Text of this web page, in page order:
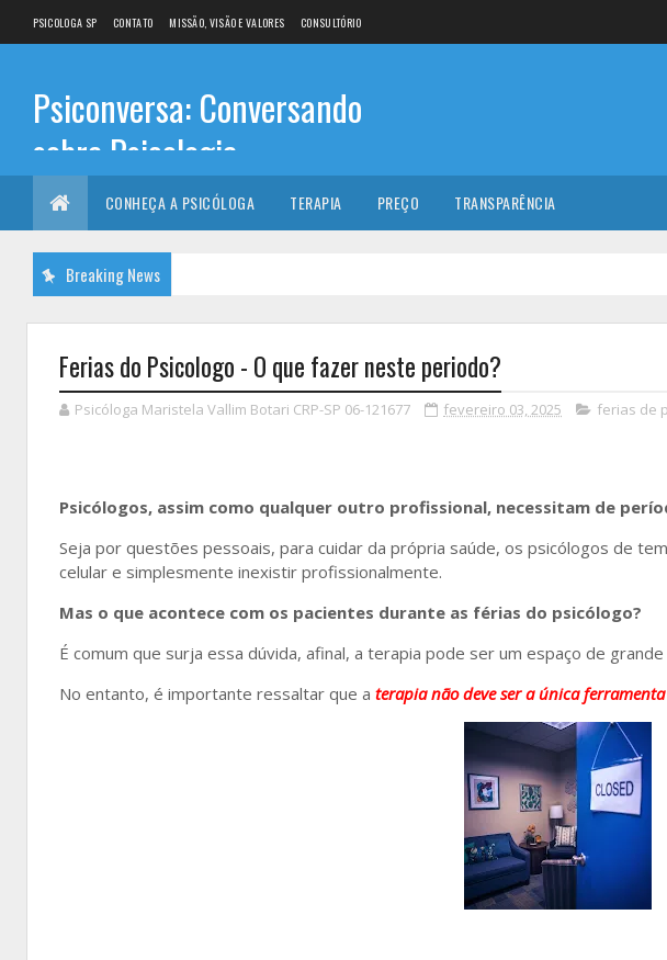
PSICOLOGA SP CONTATO MISSÃO, VISÃO E VALORES CONSULTÓRIO
Psiconversa: Conversando
sobre Psicologia
Informações sobre: Psicóloga, Psicoterapia, terapia de
casal, terapia individual, Psicóloga online e presencial,
CONHEÇA A PSICÓLOGA TERAPIA PREÇO TRANSPARÊNCIA
Breaking News
Ferias do Psicologo - O que fazer neste periodo?
Psicóloga Maristela Vallim Botari CRP-SP 06-121677 fevereiro 03, 2025 ferias de
Psicólogos, assim como qualquer outro profissional, necessitam de
Seja por questões pessoais, para cuidar da própria saúde, os psicólogos de
celular e simplesmente inexistir profissionalmente.
Mas o que acontece com os pacientes durante as férias do psicólogo?
É comum que surja essa dúvida, afinal, a terapia pode ser um espaço de
No entanto, é importante ressaltar que a terapia não deve ser a única ferramenta